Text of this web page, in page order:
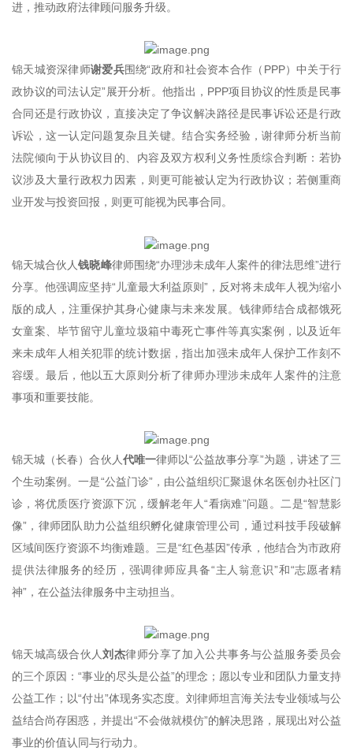
进，推动政府法律顾问服务升级。
锦天城资深律师谢爱兵围绕“政府和社会资本合作（PPP）中关于行
政协议的司法认定”展开分析。他指出，PPP项目协议的性质是民事
合同还是行政协议，直接决定了争议解决路径是民事诉讼还是行政
诉讼，这一认定问题复杂且关键。结合实务经验，谢律师分析当前
法院倾向于从协议目的、内容及双方权利义务性质综合判断：若协
议涉及大量行政权力因素，则更可能被认定为行政协议；若侧重商
业开发与投资回报，则更可能视为民事合同。
锦天城合伙人钱晓峰律师围绕“办理涉未成年人案件的律法思维”进行
分享。他强调应坚持“儿童最大利益原则”，反对将未成年人视为缩小
版的成人，注重保护其身心健康与未来发展。钱律师结合成都饿死
女童案、毕节留守儿童垃圾箱中毒死亡事件等真实案例，以及近年
来未成年人相关犯罪的统计数据，指出加强未成年人保护工作刻不
容缓。最后，他以五大原则分析了律师办理涉未成年人案件的注意
事项和重要技能。
锦天城（长春）合伙人代唯一律师以“公益故事分享”为题，讲述了三
个生动案例。一是“公益门诊”，由公益组织汇聚退休名医创办社区门
诊，将优质医疗资源下沉，缓解老年人“看病难”问题。二是“智慧影
像”，律师团队助力公益组织孵化健康管理公司，通过科技手段破解
区域间医疗资源不均衡难题。三是“红色基因”传承，他结合为市政府
提供法律服务的经历，强调律师应具备“主人翁意识”和“志愿者精
神”，在公益法律服务中主动担当。
锦天城高级合伙人刘杰律师分享了加入公共事务与公益服务委员会
的三个原因：“事业的尽头是公益”的理念；愿以专业和团队力量支持
公益工作；以“付出”体现务实态度。刘律师坦言海关法专业领域与公
益结合尚存困惑，并提出“不会做就模仿”的解决思路，展现出对公益
事业的价值认同与行动力。